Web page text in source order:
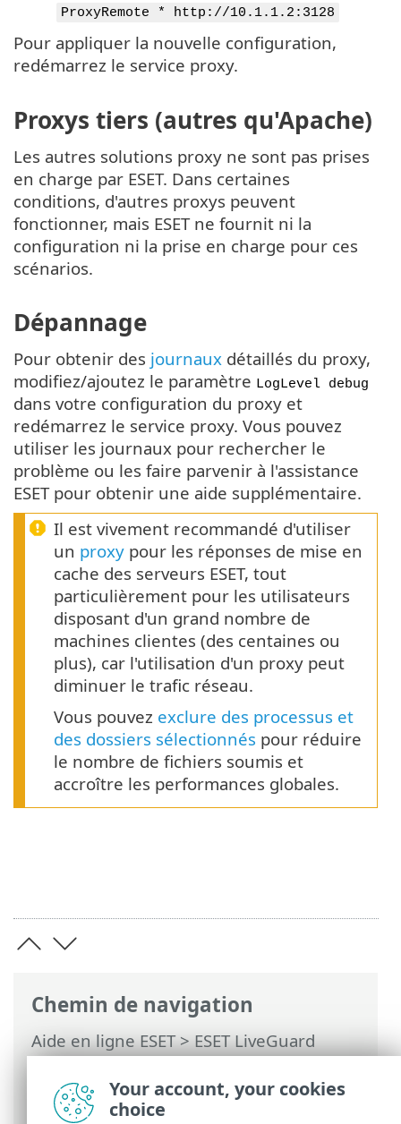
Chemin de navigation
Aide en ligne ESET>ESET LiveGuard
Advanced>Aperçu>Utilisation d'un
proxy avec ESET LiveGuard Advanced>
Proxy HTTP Apache
ProxyRemote * http://10.1.1.2:3128
Pour appliquer la nouvelle configuration,
redémarrez le service proxy.
Proxys tiers (autres qu'Apache)
Les autres solutions proxy ne sont pas prises
en charge par ESET. Dans certaines
conditions, d'autres proxys peuvent
fonctionner, mais ESET ne fournit ni la
configuration ni la prise en charge pour ces
scénarios.
Dépannage
Pour obtenir des journaux détaillés du proxy,
modifiez/ajoutez le paramètre LogLevel debug
dans votre configuration du proxy et
redémarrez le service proxy. Vous pouvez
utiliser les journaux pour rechercher le
problème ou les faire parvenir à l'assistance
ESET pour obtenir une aide supplémentaire.
Il est vivement recommandé d'utiliser
un proxy pour les réponses de mise en
cache des serveurs ESET, tout
particulièrement pour les utilisateurs
disposant d'un grand nombre de
machines clientes (des centaines ou
plus), car l'utilisation d'un proxy peut
diminuer le trafic réseau.
Vous pouvez exclure des processus et
des dossiers sélectionnés pour réduire
le nombre de fichiers soumis et
accroître les performances globales.
Your account, your cookies
choice